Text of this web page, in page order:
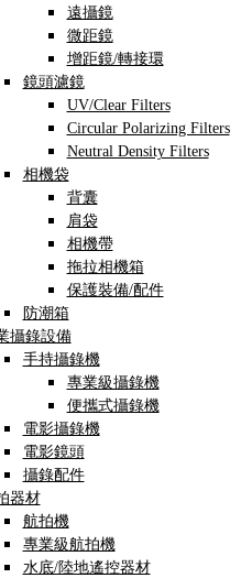
遠攝鏡
微距鏡
增距鏡/轉接環
鏡頭濾鏡
UV/Clear Filters
Circular Polarizing Filters
Neutral Density Filters
相機袋
背囊
肩袋
相機帶
拖拉相機箱
保護裝備/配件
防潮箱
攝錄設備
手持攝錄機
專業級攝錄機
便攜式攝錄機
電影攝錄機
電影鏡頭
攝錄配件
器材
航拍機
專業級航拍機
水底/陸地遙控器材